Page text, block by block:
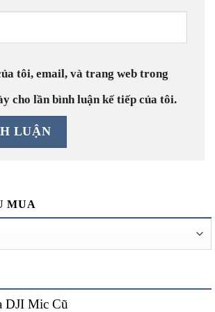
tôi, email, và trang web trong
cho lần bình luận kế tiếp của tôi.
MUA
DJI Mic Cũ